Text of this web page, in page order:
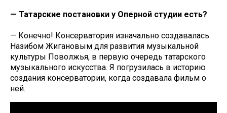
— Татарские постановки у Оперной студии есть?
— Конечно! Консерватория изначально создавалась
Назибом Жигановым для развития музыкальной
культуры Поволжья, в первую очередь татарского
музыкального искусства. Я погрузилась в историю
создания консерватории, когда создавала фильм о
ней.